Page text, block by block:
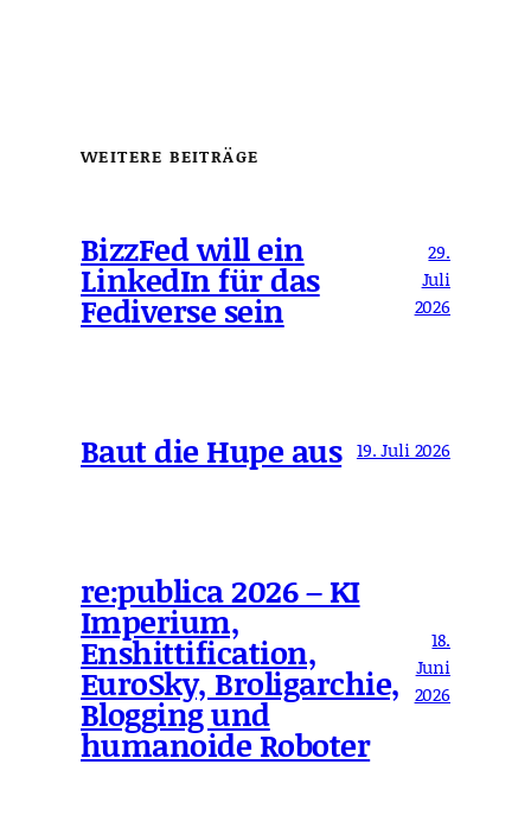
WEITERE BEITRÄGE
BizzFed will ein
LinkedIn für das
Fediverse sein
29.
Juli
2026
Baut die Hupe aus 19. Juli 2026
re:publica 2026 – KI
Imperium,
Enshittification,
EuroSky, Broligarchie,
Blogging und
humanoide Roboter
18.
Juni
2026